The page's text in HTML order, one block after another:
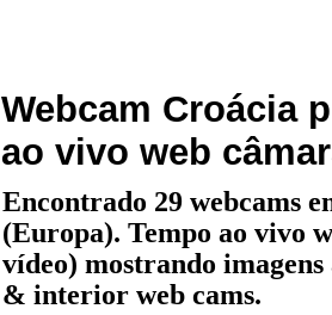
Webcam Croácia
ao vivo web
Encontrado 29 webcams
(Europa). Tempo ao vivo
vídeo) mostrando
& interior web cams.